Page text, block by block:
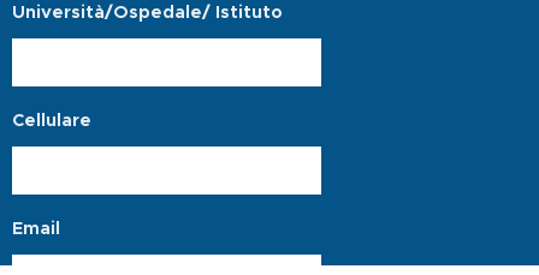
Università/Ospedale/ Istituto
Cellulare
Email